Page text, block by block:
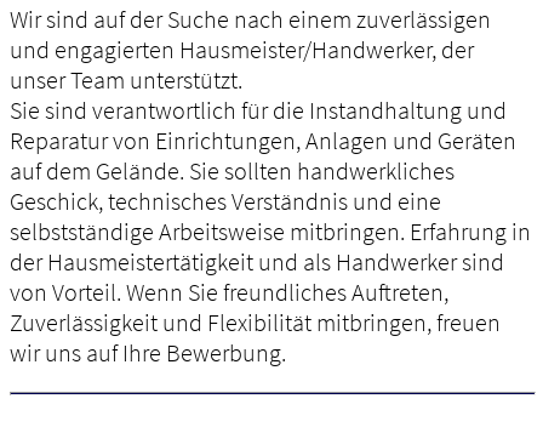
Wir sind auf der Suche nach einem zuverlässigen
und engagierten Hausmeister/Handwerker, der
unser Team unterstützt.
Sie sind verantwortlich für die Instandhaltung und
Reparatur von Einrichtungen, Anlagen und Geräten
auf dem Gelände. Sie sollten handwerkliches
Geschick, technisches Verständnis und eine
selbstständige Arbeitsweise mitbringen. Erfahrung in
der Hausmeistertätigkeit und als Handwerker sind
von Vorteil. Wenn Sie freundliches Auftreten,
Zuverlässigkeit und Flexibilität mitbringen, freuen
wir uns auf Ihre Bewerbung.